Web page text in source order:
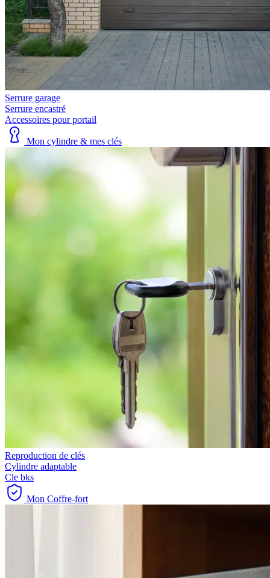
Serrure garage
Serrure encastré
Accessoires pour portail
Mon cylindre & mes clés
Reproduction de clés
Cylindre adaptable
Cle bks
Mon Coffre-fort